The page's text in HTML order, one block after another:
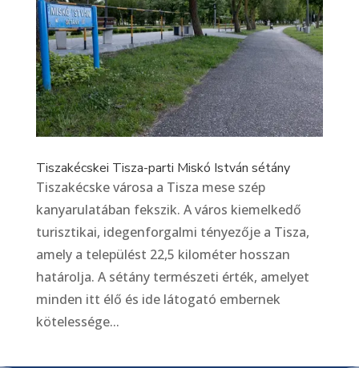
Tiszakécskei Tisza-parti Miskó István sétány
Tiszakécske városa a Tisza mese szép
kanyarulatában fekszik. A város kiemelkedő
turisztikai, idegenforgalmi tényezője a Tisza,
amely a települést 22,5 kilométer hosszan
határolja. A sétány természeti érték, amelyet
minden itt élő és ide látogató embernek
kötelessége...